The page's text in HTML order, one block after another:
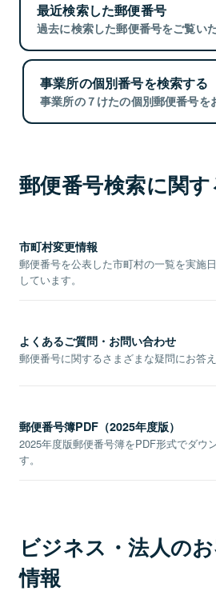
最近検索した郵便番号
過去に検索した郵便番号をご覧い
事業所の個別番号を検索する
事業所の７けたの個別郵便番号を
郵便番号検索に関
市町村変更情報
郵便番号を公表した市町村の一覧を実施
しています。
よくあるご質問・お問い合わせ
郵便番号に関するさまざまな疑問にお答え
郵便番号簿PDF（2025年度版）
2025年度版郵便番号簿をPDF形式でダウ
す。
ビジネス・法人の
情報